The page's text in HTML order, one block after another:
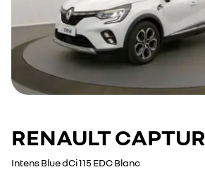
RENAULTCAPTUR
Intens Blue dCi 115 EDC Blanc